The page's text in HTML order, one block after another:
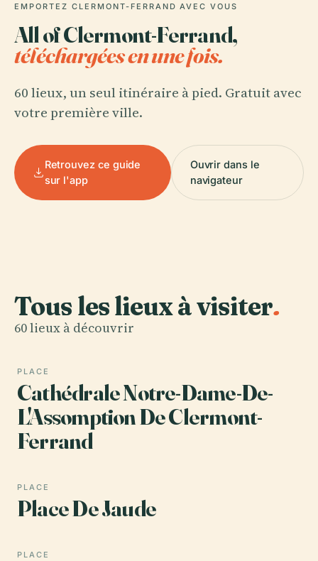
EMPORTEZ CLERMONT-FERRAND AVEC VOUS
All of Clermont-Ferrand,
téléchargées en une fois.
60 lieux, un seul itinéraire à pied. Gratuit avec
votre première ville.
Retrouvez ce guide
sur l'app
Ouvrir dans le
navigateur
Tous les lieux à visiter.
60 lieux à découvrir
PLACE
Cathédrale Notre-Dame-De-
L'Assomption De Clermont-
Ferrand
PLACE
Place De Jaude
PLACE